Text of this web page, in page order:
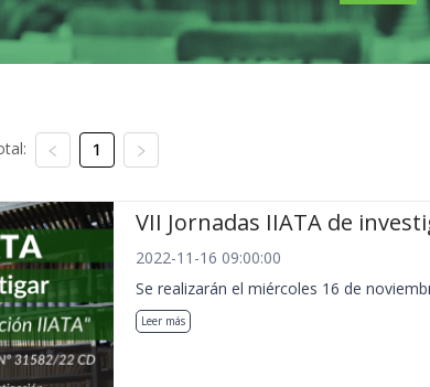
1
VII Jornadas IIATA de
2022-11-16 09:00:00
Se realizarán el miércoles 16 de
Leer más